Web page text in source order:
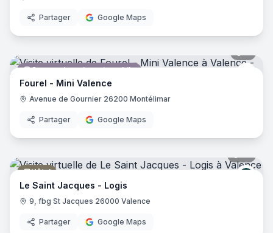
Partager Google Maps
Concessionnaire automobile Mini
Fourel - Mini Valence
Avenue de Gournier 26200 Montélimar
Partager Google Maps
Hôtel
Le Saint Jacques - Logis
9, fbg St Jacques 26000 Valence
Partager Google Maps